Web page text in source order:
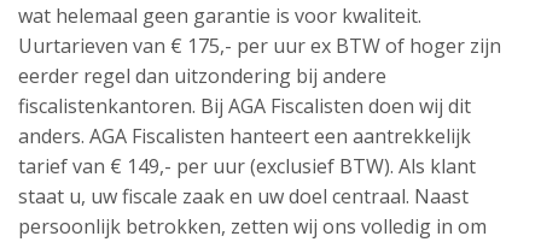
wat helemaal geen garantie is voor kwaliteit.
Uurtarieven van € 175,- per uur ex BTW of hoger zijn
eerder regel dan uitzondering bij andere
fiscalistenkantoren. Bij AGA Fiscalisten doen wij dit
anders. AGA Fiscalisten hanteert een aantrekkelijk
tarief van € 149,- per uur (exclusief BTW). Als klant
staat u, uw fiscale zaak en uw doel centraal. Naast
persoonlijk betrokken, zetten wij ons volledig in om